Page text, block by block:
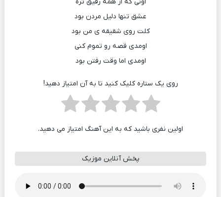
عشق تنها دلیل مردن بود
کلت روی شقیقه ی من بود
اومدی قصه رو تموم کنی
اومدی اما وقت رفتن بود
روی یک ستاره کلیک کنید تا به آن امتیاز دهید!
اولین نفری باشید که به این آهنگ امتیاز می دهید.
پخش آنلاین موزیک